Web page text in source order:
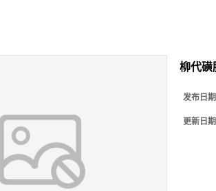
柳代磺
发布日
更新日